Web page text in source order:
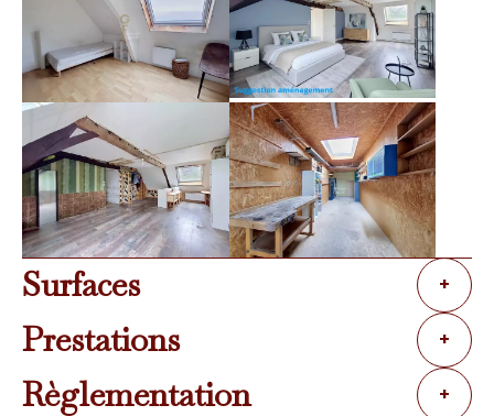
Surfaces +
Prestations +
Règlementation +